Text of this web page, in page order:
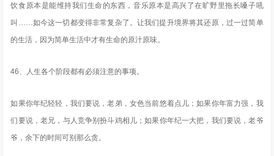
饮食原本是能维持我们生命的东西，音乐原本是高兴了在旷野里拖长嗓子吼
叫……如今这一切都变得非常复杂了。让我们提升境界将其还原，过一过简单
的生活，因为简单生活中才有生命的原汁原味。
46、人生各个阶段都有必须注意的事项。
如果你年纪轻轻，我们要说，老弟，女色当前悠着点儿；如果你年富力强，我
们要说，老兄，与人竞争别扮斗鸡相儿；如果你年纪一大把，我们要说，老爷
爷，余下的时间可别那么贪。